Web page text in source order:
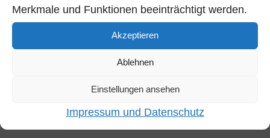
Merkmale und Funktionen beeinträchtigt werden.
Akzeptieren
Ablehnen
Einstellungen ansehen
Impressum und Datenschutz
Ein zukunftssicherer Arbeitsplatz
… und viele weitere Vorteile warten auf Dich!
info@heide-kaelteklima.de
WhatsApp:0176-17226274